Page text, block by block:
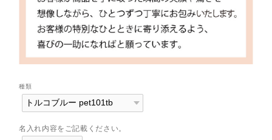
種類
名入れ内容をご記載ください。